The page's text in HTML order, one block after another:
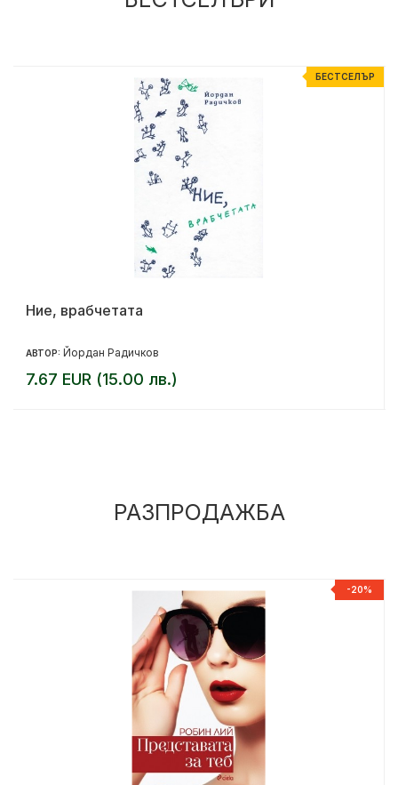
БЕСТСЕЛЪР
Ние, врабчетата
АВТОР: Йордан Радичков
7.67 EUR (15.00 лв.)
РАЗПРОДАЖБА
-20%